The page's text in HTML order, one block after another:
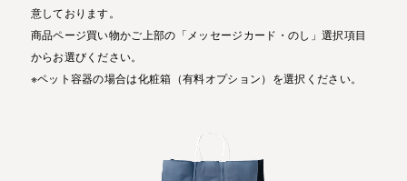
意しております。
商品ページ買い物かご上部の「メッセージカード・のし」選択項目
からお選びください。
※ペット容器の場合は化粧箱（有料オプション）を選択ください。